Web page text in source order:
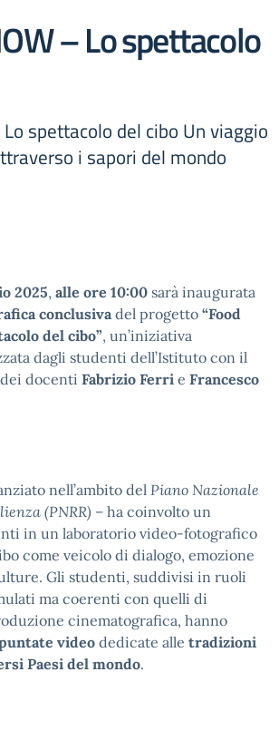
– Lo spettacolo
Lo spettacolo del cibo Un viaggio
i sapori del mondo
2025, alle ore 10:00 sarà inaugurata
conclusivadel progetto “Food
del cibo”, un’iniziativa
dagli studenti dell’Istituto con il
docenti Fabrizio Ferri e Francesco
nell’ambito del Piano Nazionale
(PNRR) – ha coinvolto un
in un laboratorio video-fotografico
come veicolo di dialogo, emozione
Gli studenti, suddivisi in ruoli
ma coerenti con quelli di
cinematografica, hanno
video dedicate alle tradizioni
Paesi del mondo.